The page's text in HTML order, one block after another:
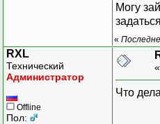
Могу
«
RXL
Технический
Администратор
Offline
Пол:
«
Что